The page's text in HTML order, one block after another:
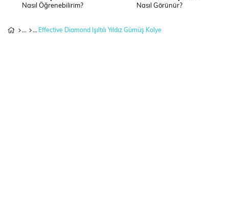
Nasıl Öğrenebilirim?
Nasıl Görünür?
Effective Diamond Işıltılı Yıldız Gümüş Kolye